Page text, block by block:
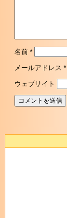
名前 *
メールアドレス *
ウェブサイト